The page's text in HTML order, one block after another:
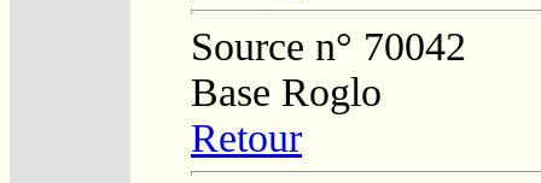
Source n° 70042
Base Roglo
Retour